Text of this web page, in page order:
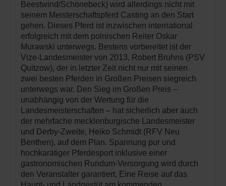
Beestwind/Schönebeck) wird allerdings nicht mit
seinem Meisterschaftspferd Casting an den Start
gehen. Dieses Pferd ist inzwischen international
erfolgreich mit dem polnischen Reiter Oskar
Murawski unterwegs. Bestens vorbereitet ist der
Vize-Landesmeister von 2013, Robert Bruhns (PSV
Quitzow), der in letzter Zeit nicht nur mit seinen
zwei besten Pferden in Großen Preisen siegreich
unterwegs war. Den Sieg im Großen Preis –
unabhängig von der Wertung für die
Landesmeisterschaften – hat sicherlich aber auch
der mehrfache mecklenburgische Landesmeister
und Derby-Zweite, Heiko Schmidt (RFV Neu
Benthen), auf dem Plan. Spannung pur und
hochkarätiger Pferdesport inklusive einer
gastronomischen Rundum-Versorgung wird durch
den Veranstalter garantiert. Eine Reise auf das